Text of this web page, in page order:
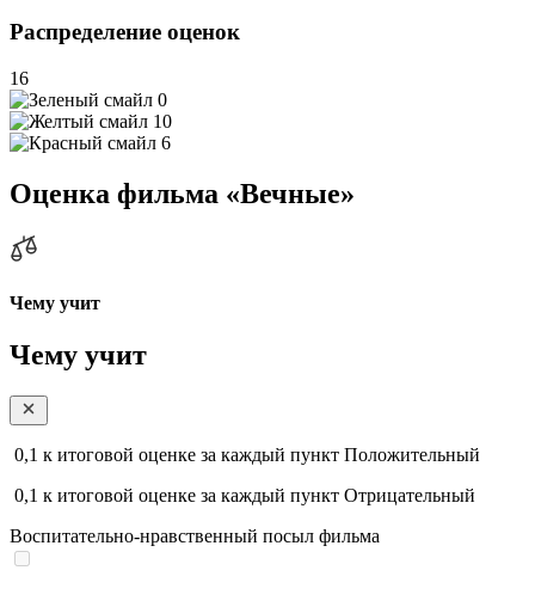
Распределение оценок
16
0
10
6
Оценка фильма «Вечные»
Чему учит
Чему учит
0,1 к итоговой оценке за каждый пункт Положительный
0,1 к итоговой оценке за каждый пункт Отрицательный
Воспитательно-нравственный посыл фильма